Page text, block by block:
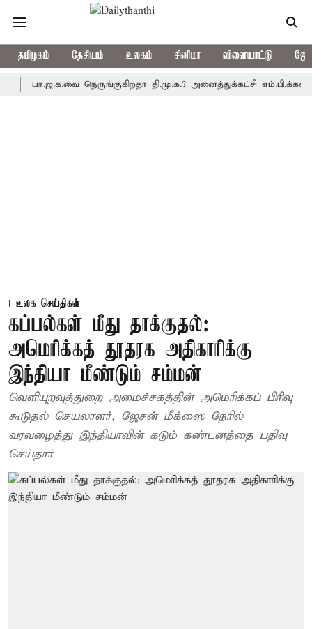
தமிழகம் தேசியம் உலகம் சினிமா விளையாட்டு
பா.ஜ.க.வை நெருங்குகிறதா தி.மு.க.? அனைத்துக்கட்சி எம்.பி.க்கள்
உலக செய்திகள்
கப்பல்கள் மீது தாக்குதல்:
அமெரிக்கத் தூதரக அதிகாரிக்கு
இந்தியா மீண்டும் சம்மன்
வெளியுறவுத்துறை அமைச்சகத்தின் அமெரிக்கப் பிரிவு
கூடுதல் செயலாளர், ஜேசன் மீக்ஸை நேரில்
வரவழைத்து இந்தியாவின் கடும் கண்டனத்தை பதிவு
செய்தார்